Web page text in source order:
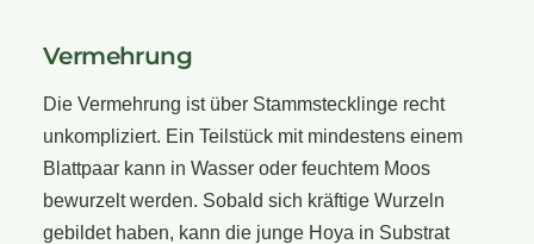
Vermehrung
Die Vermehrung ist über Stammstecklinge recht
unkompliziert. Ein Teilstück mit mindestens einem
Blattpaar kann in Wasser oder feuchtem Moos
bewurzelt werden. Sobald sich kräftige Wurzeln
gebildet haben, kann die junge Hoya in Substrat